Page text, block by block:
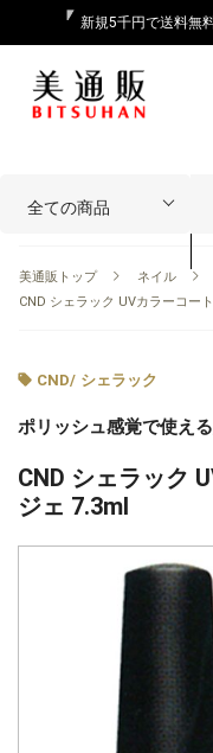
新規5千円で送料無
美通販トップ ネイル
CND シェラック UVカラーコー
CND/ シェラック
ポリッシュ感覚で使え
CND シェラック
ジェ 7.3ml